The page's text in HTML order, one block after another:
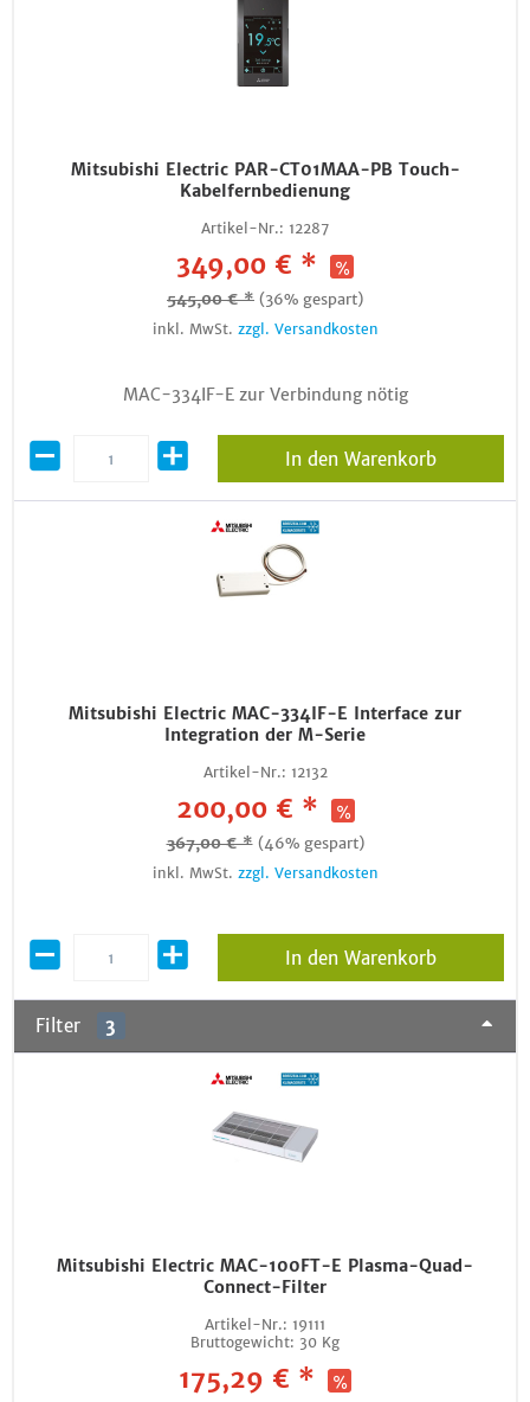
Mitsubishi Electric PAR-CT01MAA-PB Touch-
Kabelfernbedienung
Artikel-Nr.: 12287
349,00 € *
545,00 € * (36% gespart)
inkl. MwSt. zzgl. Versandkosten
MAC-334IF-E zur Verbindung nötig
In den Warenkorb
Mitsubishi Electric MAC-334IF-E Interface zur
Integration der M-Serie
Artikel-Nr.: 12132
200,00 € *
367,00 € * (46% gespart)
inkl. MwSt. zzgl. Versandkosten
In den Warenkorb
Filter 3
Mitsubishi Electric MAC-100FT-E Plasma-Quad-
Connect-Filter
Artikel-Nr.: 19111
Bruttogewicht: 30 Kg
175,29 € *